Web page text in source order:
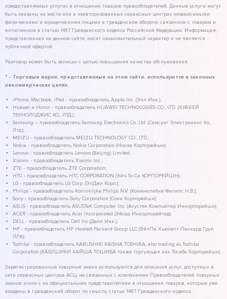
предоставляемых услугах в отношении товаров правообладателей. Данные услуги могут
быть оказаны на месте или в неавторизованных сервисных центрах независимыми
физическими и юридическими лицами в гражданском обороте, связанном с товаром и
включенном в статью 1487 Гражданского кодекса Российской Федерации. Информация,
представленная на данном сайте, носит ознакомительный характер и не является
публичной офертой.
Разговор может быть записан с целью повышения качества обслуживания.
* - Торговые марки, представленные на этом сайте, используются в законных
некоммерческих целях.
iPhone, Macbook, iPad - правообладатель Apple Inc. (Эпл Инк.);
Huawei и Honor - правообладатель HUAWEI TECHNOLOGIES CO., LTD. (ХУАВЕЙ
ТЕКНОЛОДЖИС КО., ЛТД.);
Samsung – правообладатель Samsung Electronics Co. Ltd. (Самсунг Электроникс Ко.,
Лтд.);
MEIZU - правообладатель MEIZU TECHNOLOGY CO., LTD.;
Nokia - правообладатель Nokia Corporation (Нокиа Корпорейшн);
Lenovo - правообладатель Lenovo (Beijing) Limited;
Xiaomi - правообладатель Xiaomi Inc.;
ZTE - правообладатель ZTE Corporation;
HTC - правообладатель HTC CORPORATION (Эйч-Ти-Си КОРПОРЕЙШН);
LG - правообладатель LG Corp. (ЭлДжи Корп.);
Philips - правообладатель Koninklijke Philips N.V. (Конинклийке Филипс Н.В.);
Sony - правообладатель Sony Corporation (Сони Корпорейшн);
ASUS - правообладатель ASUSTeK Computer Inc. (Асустек Компьютер Инкорпорейшн);
ACER - правообладатель Acer Incorporated (Эйсер Инкорпорейтед);
DELL - правообладатель Dell Inc.(Делл Инк.);
HP - правообладатель HP Hewlett-Packard Group LLC (ЭйчПи Хьюлетт Паккард Груп
ЛЛК);
Toshiba - правообладатель KABUSHIKI KAISHA TOSHIBA, also trading as Toshiba
Corporation (КАБУШИКИ КАЙША ТОШИБА также торгующая как Тосиба Корпорейшн).
Зарегистрированные товарные знаки используются для описания услуг, доступных в
сети сервисных центров АСЦ, не связанных с компаниями Правообладателей товарных
знаков и/или с их официальными представителями в отношении товаров, которые уже
введены в гражданский оборот по смыслу статьи 1487 Гражданского кодекса.